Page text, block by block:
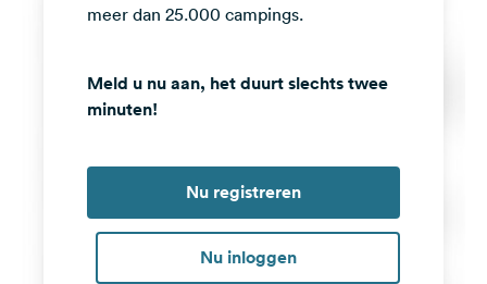
meer dan 25.000 campings.
Meld u nu aan, het duurt slechts twee
minuten!
Nu registreren
Nu inloggen